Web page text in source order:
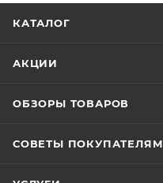
КАТАЛОГ
АКЦИИ
ОБЗОРЫ ТОВАРОВ
СОВЕТЫ ПОКУПАТЕЛЯМ